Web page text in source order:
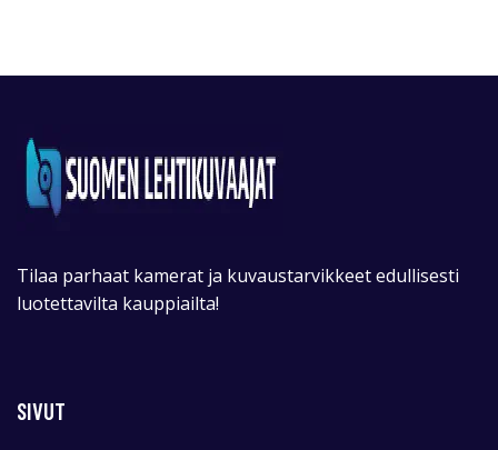
Tilaa parhaat kamerat ja kuvaustarvikkeet edullisesti
luotettavilta kauppiailta!
SIVUT